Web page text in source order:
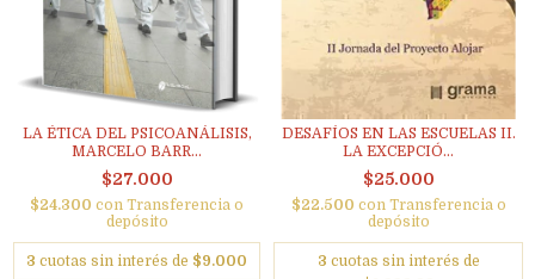
LA ÉTICA DEL PSICOANÁLISIS,
MARCELO BARR...
$27.000
$24.300 con Transferencia o
depósito
3 cuotas sin interés de $9.000
DESAFÍOS EN LAS ESCUELAS II.
LA EXCEPCIÓ...
$25.000
$22.500 con Transferencia o
depósito
3 cuotas sin interés de